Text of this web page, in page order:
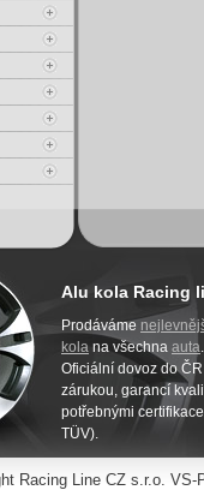
Alu kola Racing
Prodáváme
kola na všechna auta.
Oficiální dovoz do
zárukou, garancí
potřebnými
TÜV).
Racing Line CZ s.r.o. VS-